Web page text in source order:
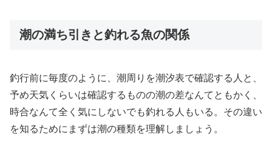
潮の満ち引きと釣れる魚の関係
釣行前に毎度のように、潮周りを潮汐表で確認する人と、
予め天気くらいは確認するものの潮の差なんてともかく、
時合なんて全く気にしないでも釣れる人もいる。その違い
を知るためにまずは潮の種類を理解しましょう。